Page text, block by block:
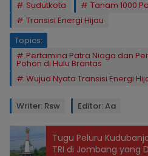
Sudutkota
Tanam 1000
Transisi Energi Hijau
Topics:
Pertamina Patra Niaga dan
Pohon di Hulu Brantas
Wujud Nyata Transisi Energi
Writer: Rsw Editor: Aa
Tugu Peluru
TRI di Jombang yang